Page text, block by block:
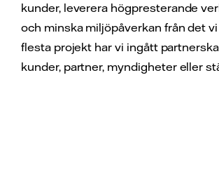
kunder, leverera högpresterande
och minska miljöpåverkan från det vi
flesta projekt har vi ingått
kunder, partner, myndigheter eller